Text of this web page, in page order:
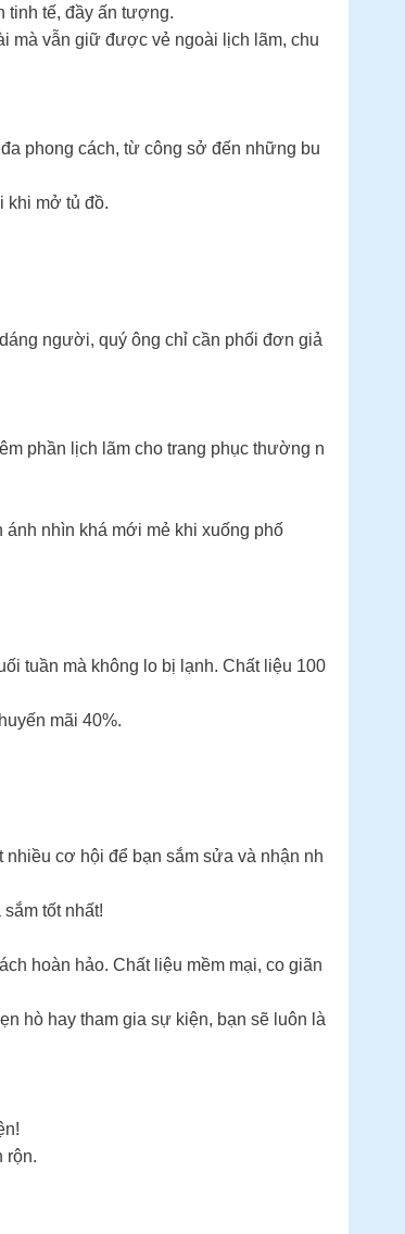
tinh tế, đầy ấn tượng.
mà vẫn giữ được vẻ ngoài lịch lãm, chu
phong cách, từ công sở đến những bu
khi mở tủ đồ.
người, quý ông chỉ cần phối đơn giả
phần lịch lãm cho trang phục thường n
nhìn khá mới mẻ khi xuống phố
tuần mà không lo bị lạnh. Chất liệu 100
mãi 40%.
cơ hội để bạn sắm sửa và nhận nh
tốt nhất!
hoàn hảo. Chất liệu mềm mại, co giãn
hò hay tham gia sự kiện, bạn sẽ luôn là
rộn.